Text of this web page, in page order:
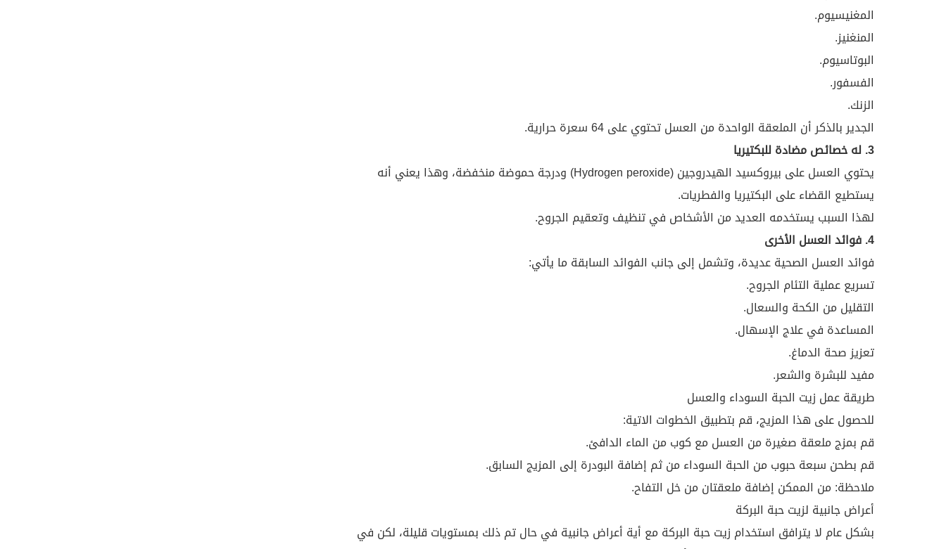
المغنيسيوم.
المنغنيز.
البوتاسيوم.
الفسفور.
الزنك.
الجدير بالذكر أن الملعقة الواحدة من العسل تحتوي على 64 سعرة حرارية.
3. له خصائص مضادة للبكتيريا
يحتوي العسل على بيروكسيد الهيدروجين (Hydrogen peroxide) ودرجة حموضة منخفضة، وهذا يعني أنه
يستطيع القضاء على البكتيريا والفطريات.
لهذا السبب يستخدمه العديد من الأشخاص في تنظيف وتعقيم الجروح.
4. فوائد العسل الأخرى
فوائد العسل الصحية عديدة، وتشمل إلى جانب الفوائد السابقة ما يأتي:
تسريع عملية التئام الجروح.
التقليل من الكحة والسعال.
المساعدة في علاج الإسهال.
تعزيز صحة الدماغ.
مفيد للبشرة والشعر.
طريقة عمل زيت الحبة السوداء والعسل
للحصول على هذا المزيج، قم بتطبيق الخطوات الاتية:
قم بمزج ملعقة صغيرة من العسل مع كوب من الماء الدافئ.
قم بطحن سبعة حبوب من الحبة السوداء من ثم إضافة البودرة إلى المزيج السابق.
ملاحظة: من الممكن إضافة ملعقتان من خل التفاح.
أعراض جانبية لزيت حبة البركة
بشكل عام لا يترافق استخدام زيت حبة البركة مع أية أعراض جانبية في حال تم ذلك بمستويات قليلة، لكن في